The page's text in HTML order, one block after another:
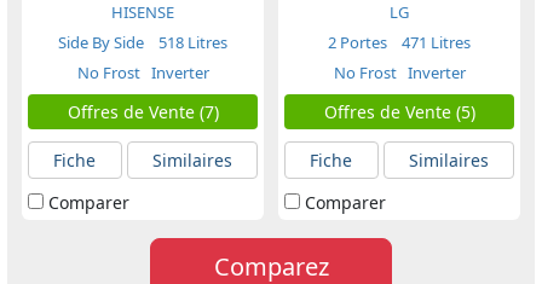
HISENSE
Side By Side
518 Litres
No Frost Inverter
Offres de Vente (7)
Fiche
Similaires
Comparer
LG
2 Portes
471 Litres
No Frost Inverter
Offres de Vente (5)
Fiche
Similaires
Comparer
Comparez